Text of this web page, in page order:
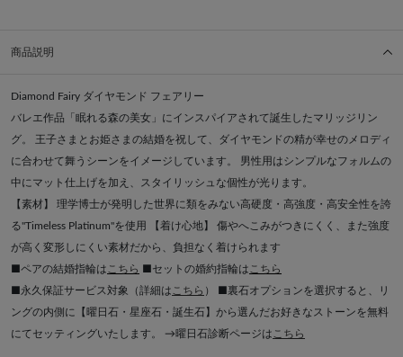
商品説明
Diamond Fairy ダイヤモンド フェアリー
バレエ作品「眠れる森の美女」にインスパイアされて誕生したマリッジリン
グ。 王子さまとお姫さまの結婚を祝して、ダイヤモンドの精が幸せのメロディ
に合わせて舞うシーンをイメージしています。 男性用はシンプルなフォルムの
中にマット仕上げを加え、スタイリッシュな個性が光ります。
【素材】 理学博士が発明した世界に類をみない高硬度・高強度・高安全性を誇
る"Timeless Platinum"を使用 【着け心地】 傷やへこみがつきにくく、また強度
が高く変形しにくい素材だから、負担なく着けられます
■ペアの結婚指輪は こちら ■セットの婚約指輪は こちら
■永久保証サービス対象（詳細は こちら ） ■裏石オプションを選択すると、リ
ングの内側に【曜日石・星座石・誕生石】から選んだお好きなストーンを無料
にてセッティングいたします。 →曜日石診断ページは こちら